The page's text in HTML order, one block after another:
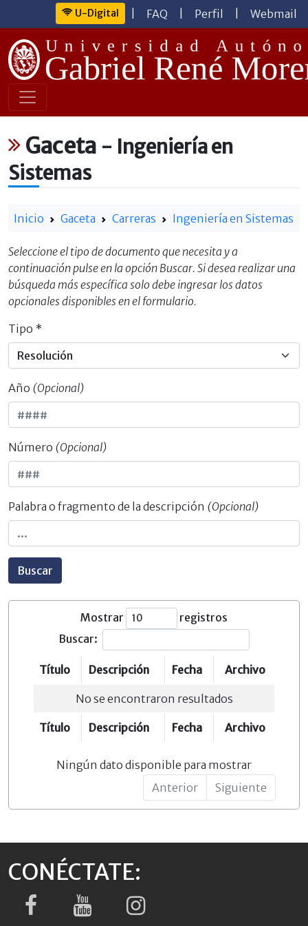
U-Digital FAQ Perfil Webmail
Gaceta - Ingeniería en
Sistemas
Inicio Gaceta Carreras Ingeniería en Sistemas
Seleccione el tipo de documento que necesita y a
continuación pulse en la opción Buscar. Si desea realizar una
búsqueda más específica solo debe ingresar los datos
opcionales disponibles en el formulario.
Tipo *
Año (Opcional)
Número (Opcional)
Palabra o fragmento de la descripción (Opcional)
Buscar
Mostrar
registros
Buscar:
Título Descripción Fecha Archivo
Título Descripción Fecha Archivo
No se encontraron resultados
Ningún dato disponible para mostrar
Anterior
Siguiente
CONÉCTATE: